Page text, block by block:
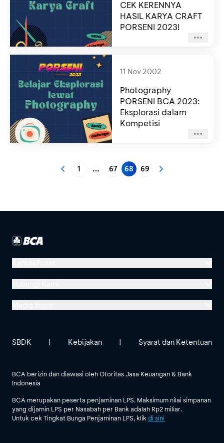
CEK KERENNYA
HASIL KARYA CRAFT
PORSENI 2023!
11 Nov 2002
Photography
PORSENI BCA 2023:
Eksplorasi dalam
Kompetisi
1 More pages
67 68 69
Menara BCA, Grand Indonesia
Jl. MH Thamrin No. 1
Lihat Semua Media Sosial
BCA berizin dan diawasi oleh Otoritas Jasa Keuangan & Bank
Indonesia
BCA merupakan peserta penjaminan LPS. Maksimum nilai simpanan
yang dijamin LPS per Nasabah per Bank adalah Rp2 miliar.
Untuk cek Tingkat Bunga Penjaminan LPS, klik di sini
SBDK | Kebijakan | Syarat dan Ketentuan